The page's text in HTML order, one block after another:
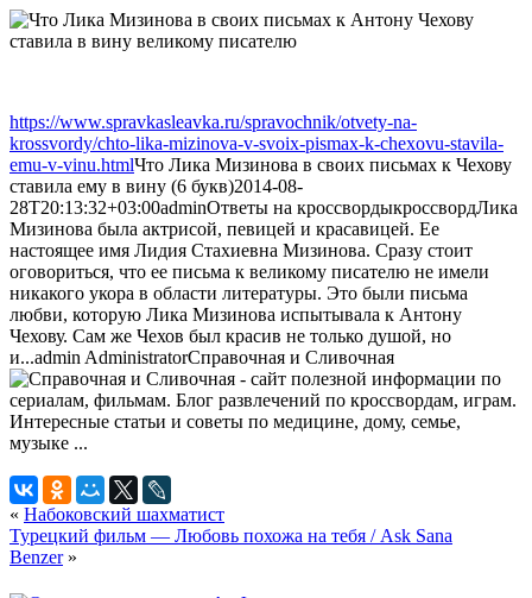
https://www.spravkasleavka.ru/spravochnik/otvety-na-
krossvordy/chto-lika-mizinova-v-svoix-pismax-k-chexovu-stavila-
emu-v-vinu.htmlЧто Лика Мизинова в своих письмах к Чехову
ставила ему в вину (6 букв)2014-08-
28T20:13:32+03:00adminОтветы на кроссвордыкроссвордЛика
Мизинова была актрисой, певицей и красавицей. Ее
настоящее имя Лидия Стахиевна Мизинова. Сразу стоит
оговориться, что ее письма к великому писателю не имели
никакого укора в области литературы. Это были письма
любви, которую Лика Мизинова испытывала к Антону
Чехову. Сам же Чехов был красив не только душой, но
и...admin AdministratorСправочная и Сливочная
« Набоковский шахматист
Турецкий фильм — Любовь похожа на тебя / Ask Sana
Benzer»